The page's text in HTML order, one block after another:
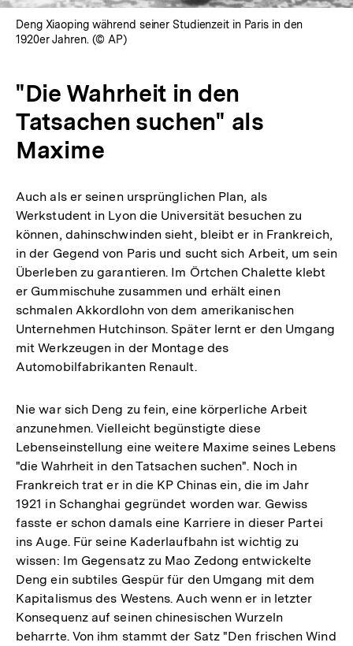
Deng Xiaoping während seiner Studienzeit in Paris in den
1920er Jahren. (© AP)
"Die Wahrheit in den
Tatsachen suchen" als
Maxime
Auch als er seinen ursprünglichen Plan, als
Werkstudent in Lyon die Universität besuchen zu
können, dahinschwinden sieht, bleibt er in Frankreich,
in der Gegend von Paris und sucht sich Arbeit, um sein
Überleben zu garantieren. Im Örtchen Chalette klebt
er Gummischuhe zusammen und erhält einen
schmalen Akkordlohn von dem amerikanischen
Unternehmen Hutchinson. Später lernt er den Umgang
mit Werkzeugen in der Montage des
Automobilfabrikanten Renault.
Nie war sich Deng zu fein, eine körperliche Arbeit
anzunehmen. Vielleicht begünstigte diese
Lebenseinstellung eine weitere Maxime seines Lebens
"die Wahrheit in den Tatsachen suchen". Noch in
Frankreich trat er in die KP Chinas ein, die im Jahr
1921 in Schanghai gegründet worden war. Gewiss
fasste er schon damals eine Karriere in dieser Partei
ins Auge. Für seine Kaderlaufbahn ist wichtig zu
wissen: Im Gegensatz zu Mao Zedong entwickelte
Deng ein subtiles Gespür für den Umgang mit dem
Kapitalismus des Westens. Auch wenn er in letzter
Konsequenz auf seinen chinesischen Wurzeln
beharrte. Von ihm stammt der Satz "Den frischen Wind